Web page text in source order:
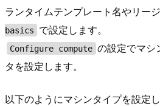
ランタイムテンプレート名やリー
basics
で設定します。
Configure compute の設定でマシ
タを設定します。
以下のようにマシンタイプを設定し